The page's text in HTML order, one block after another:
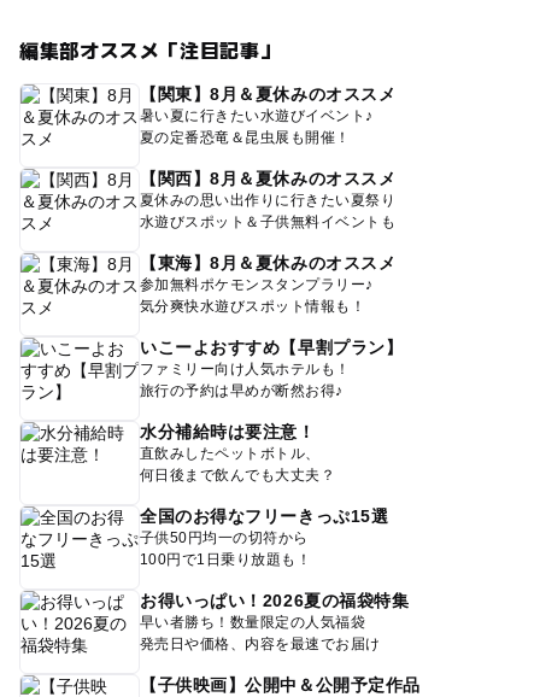
編集部オススメ「注目記事」
【関東】8月＆夏休みのオススメ
暑い夏に行きたい水遊びイベント♪
夏の定番恐竜＆昆虫展も開催！
【関西】8月＆夏休みのオススメ
夏休みの思い出作りに行きたい夏祭り
水遊びスポット＆子供無料イベントも
【東海】8月＆夏休みのオススメ
参加無料ポケモンスタンプラリー♪
気分爽快水遊びスポット情報も！
いこーよおすすめ【早割プラン】
ファミリー向け人気ホテルも！
旅行の予約は早めが断然お得♪
水分補給時は要注意！
直飲みしたペットボトル、
何日後まで飲んでも大丈夫？
全国のお得なフリーきっぷ15選
子供50円均一の切符から
100円で1日乗り放題も！
お得いっぱい！2026夏の福袋特集
早い者勝ち！数量限定の人気福袋
発売日や価格、内容を最速でお届け
【子供映画】公開中＆公開予定作品